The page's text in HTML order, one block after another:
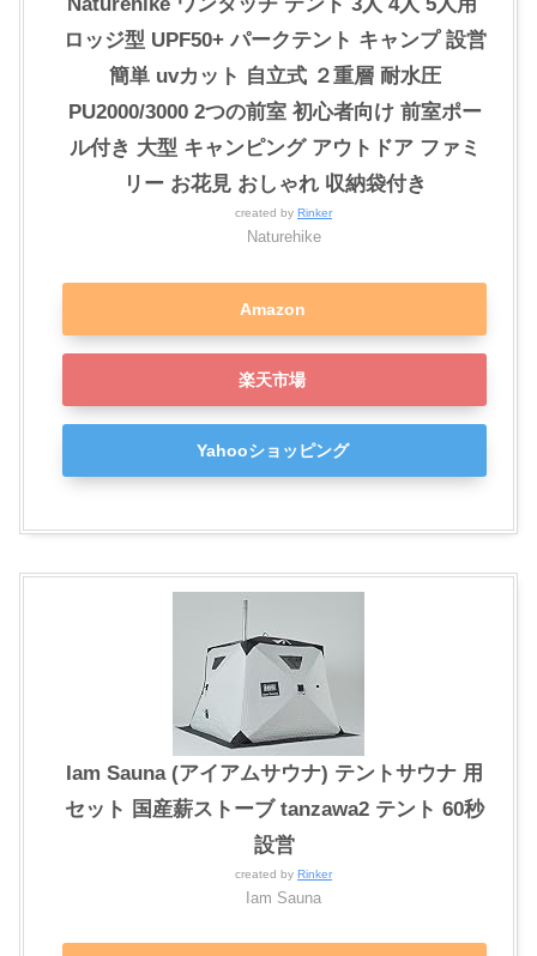
ロッジ型 UPF50+ パークテント キャンプ 設営
簡単 uvカット 自立式 ２重層 耐水圧
PU2000/3000 2つの前室 初心者向け 前室ポー
ル付き 大型 キャンピング アウトドア ファミ
リー お花見 おしゃれ 収納袋付き
created by Rinker
Naturehike
Amazon
楽天市場
Yahooショッピング
Iam Sauna (アイアムサウナ) テントサウナ 用
セット 国産薪ストーブ tanzawa2 テント 60秒
設営
created by Rinker
Iam Sauna